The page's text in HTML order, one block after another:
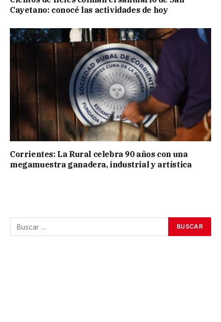
Cayetano: conocé las actividades de hoy
Corrientes: La Rural celebra 90 años con una
megamuestra ganadera, industrial y artística